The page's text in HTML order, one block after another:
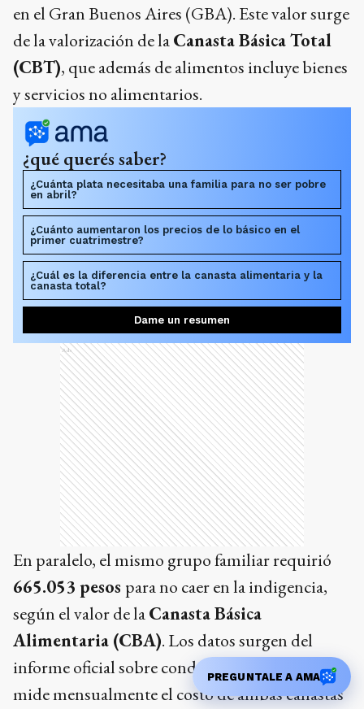
en el Gran Buenos Aires (GBA). Este valor surge
de la valorización de laCanasta Básica Total
(CBT), que además de alimentos incluye bienes
y servicios no alimentarios.
¿qué querés saber?
¿Cuánta plata necesitaba una familia para no ser pobre
en abril?
¿Cuánto aumentaron los precios de lo básico en el
primer cuatrimestre?
¿Cuál es la diferencia entre la canasta alimentaria y la
canasta total?
Dame un resumen
Ads
En paralelo, el mismo grupo familiar requirió
665.053 pesos para no caer en la indigencia,
según el valor de laCanasta Básica
Alimentaria (CBA). Los datos surgen del
informe oficial sobre condiciones de vida, que
mide mensualmente el costo de ambas canastas
PREGUNTALE A AMA